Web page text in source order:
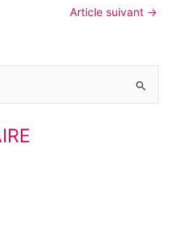
Article suivant →